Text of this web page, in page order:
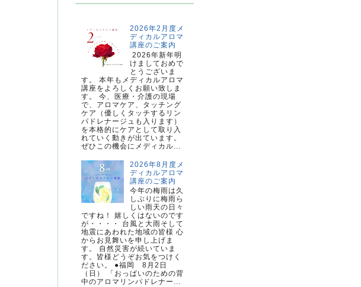
2026年2月度メ
ディカルアロマ
講座のご案内
2026年新年明
けましておめで
とうございま
す。 本年もメディカルアロマ
講座をよろしくお願い致しま
す。 今、医療・介護の現場
で、アロマケア、タッチング
ケア（優しくタッチするリン
パドレナージュも入ります）
を本格的にケアとして取り入
れていく動きが出ています。
ぜひこの機会にメディカル...
2026年8月度メ
ディカルアロマ
講座のご案内
今年の梅雨は久
しぶりに梅雨ら
しい雨天の日々
ですね！ 嬉しくはないのです
が・・・・ 台風と大雨そして
地震にあわれた地域の皆様 心
からお見舞いを申し上げま
す。 自然災害が続いていま
す。皆様どうぞお気をつけく
ださい。 ●福岡 8月2日
（日） 「おっぱいのための背
中のアロマリンパドレナー...